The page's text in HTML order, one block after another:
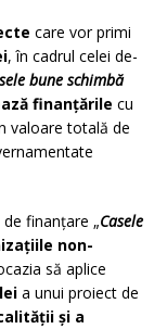
care vor primi
, în cadrul celei de-
bune schimbă
ă finanţările cu
valoare totală de
finanţare „Casele
non-
să aplice
a unui proiect de
ăţii şi a